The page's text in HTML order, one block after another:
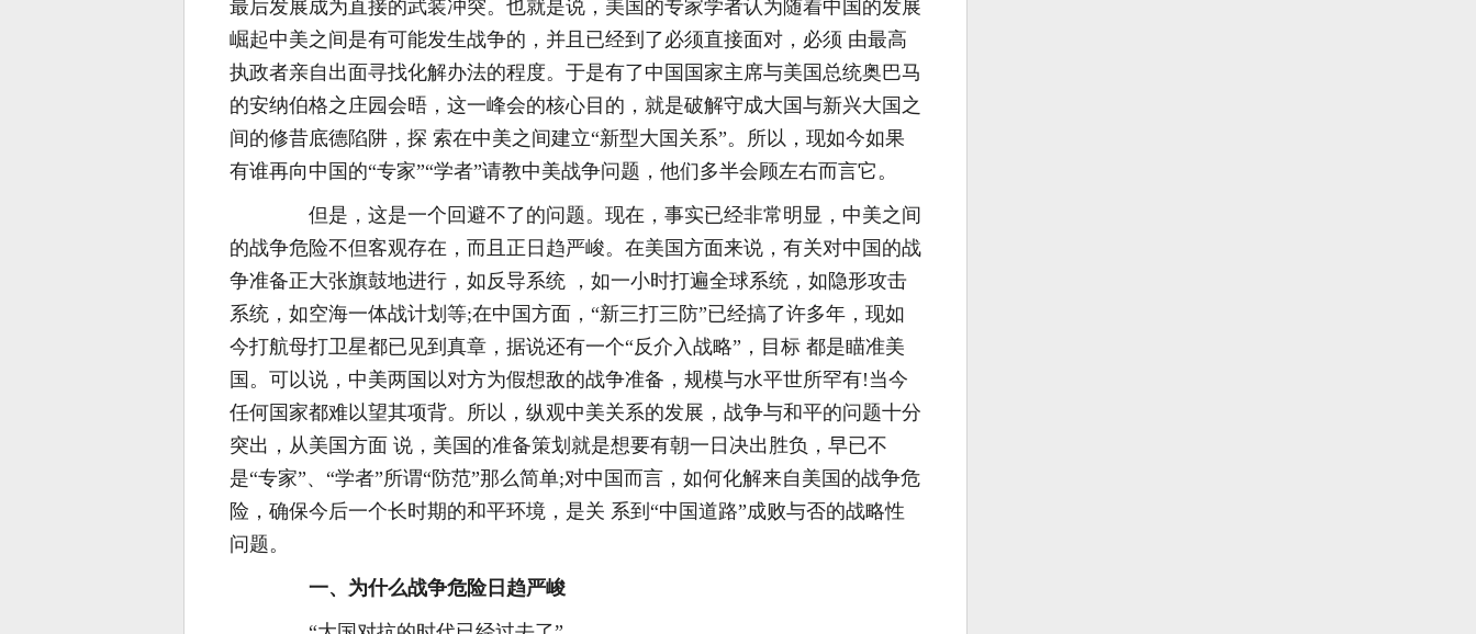
最后发展成为直接的武装冲突。也就是说，美国的专家学者认为随着中国的发展
崛起中美之间是有可能发生战争的，并且已经到了必须直接面对，必须 由最高
执政者亲自出面寻找化解办法的程度。于是有了中国国家主席与美国总统奥巴马
的安纳伯格之庄园会晤，这一峰会的核心目的，就是破解守成大国与新兴大国之
间的修昔底德陷阱，探 索在中美之间建立“新型大国关系”。所以，现如今如果
有谁再向中国的“专家”“学者”请教中美战争问题，他们多半会顾左右而言它。
但是，这是一个回避不了的问题。现在，事实已经非常明显，中美之间
的战争危险不但客观存在，而且正日趋严峻。在美国方面来说，有关对中国的战
争准备正大张旗鼓地进行，如反导系统 ，如一小时打遍全球系统，如隐形攻击
系统，如空海一体战计划等;在中国方面，“新三打三防”已经搞了许多年，现如
今打航母打卫星都已见到真章，据说还有一个“反介入战略”，目标 都是瞄准美
国。可以说，中美两国以对方为假想敌的战争准备，规模与水平世所罕有!当今
任何国家都难以望其项背。所以，纵观中美关系的发展，战争与和平的问题十分
突出，从美国方面 说，美国的准备策划就是想要有朝一日决出胜负，早已不
是“专家”、“学者”所谓“防范”那么简单;对中国而言，如何化解来自美国的战争危
险，确保今后一个长时期的和平环境，是关 系到“中国道路”成败与否的战略性
问题。
一、为什么战争危险日趋严峻